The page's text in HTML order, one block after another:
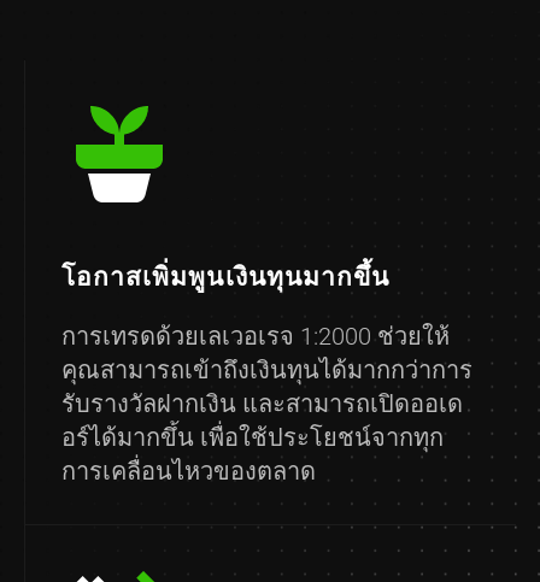
โอกาสเพิ่มพูนเงินทุนมากขึ้น
การเทรดด้วยเลเวอเรจ 1:2000 ช่วยให้
คุณสามารถเข้าถึงเงินทุนได้มากกว่าการ
รับรางวัลฝากเงิน และสามารถเปิดออเด
อร์ได้มากขึ้น เพื่อใช้ประโยชน์จากทุก
การเคลื่อนไหวของตลาด